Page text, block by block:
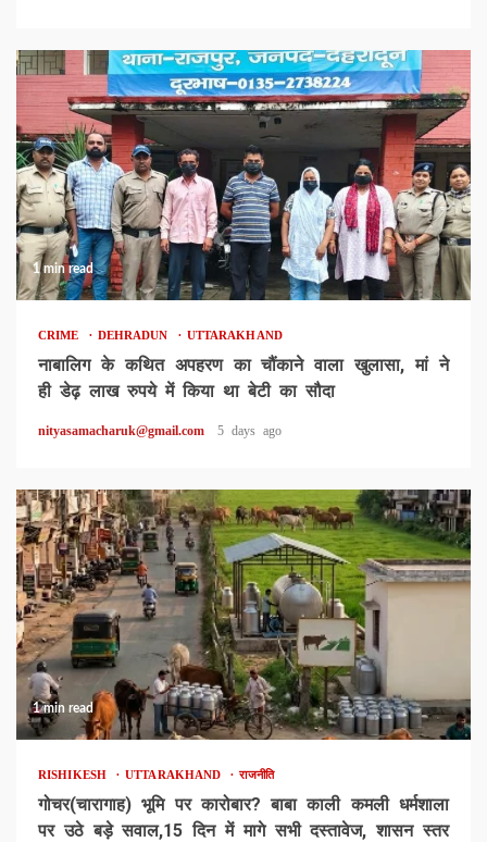
1 min read
CRIME DEHRADUN UTTARAKHAND
नाबालिग के कथित अपहरण का चौंकाने वाला खुलासा, मां ने
ही डेढ़ लाख रुपये में किया था बेटी का सौदा
nityasamacharuk@gmail.com 5 days ago
1 min read
RISHIKESH UTTARAKHAND राजनीति
गोचर(चारागाह) भूमि पर कारोबार? बाबा काली कमली धर्मशाला
पर उठे बड़े सवाल,15 दिन में मागे सभी दस्तावेज, शासन स्तर